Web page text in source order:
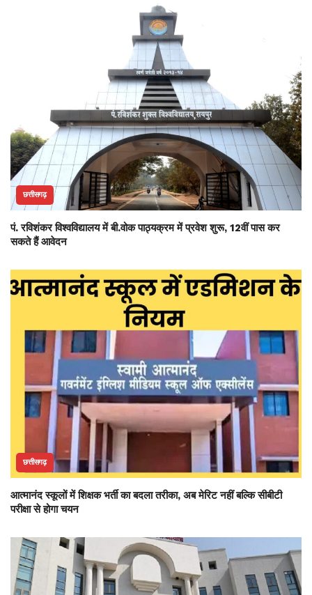
छत्तीसगढ़
पं. रविशंकर विश्वविद्यालय में बी.वोक पाठ्यक्रम में प्रवेश शुरू, 12वीं पास कर
सकते हैं आवेदन
छत्तीसगढ़
आत्मानंद स्कूलों में शिक्षक भर्ती का बदला तरीका, अब मेरिट नहीं बल्कि सीबीटी
परीक्षा से होगा चयन